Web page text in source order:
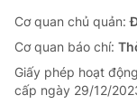
Cơ quan chủ quản:
Cơ quan báo chí:
Giấy phép hoạt
cấp ngày 29/12/